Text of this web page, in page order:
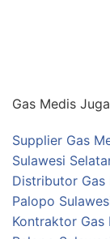
Gas Medis
Supplier Gas
Sulawesi
Distributor Gas
Palopo
Kontraktor Gas